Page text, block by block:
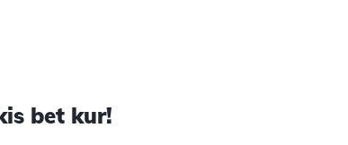
bet kur!